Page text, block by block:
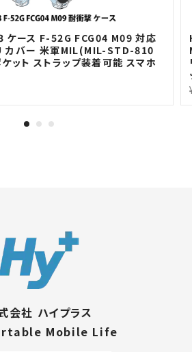
ース F-52G FCG04 M09 対応
カバー 米軍MIL(MIL-STD-810
ット ストラップ装着可能 スマホ
会社 ハイプラス
Mobile Life